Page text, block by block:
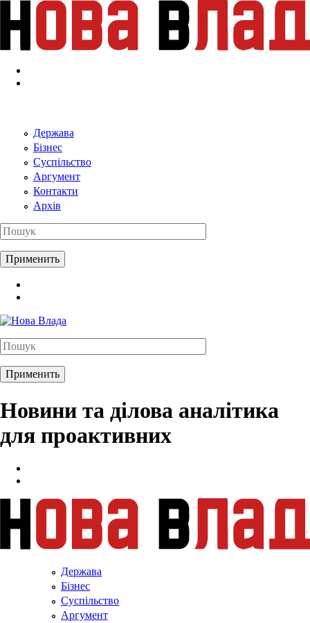
Перейти к основному содержанию
Держава
Бізнес
Суспільство
Аргумент
Контакти
Архів
Новини та ділова аналітика
для проактивних
Держава
Бізнес
Суспільство
Аргумент